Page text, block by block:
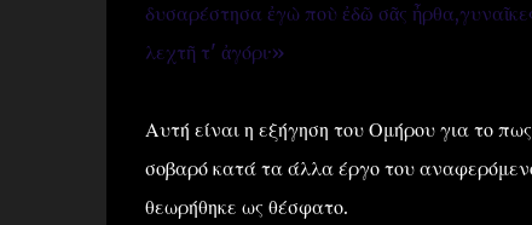
δυσαρέστησα ἐγὼ ποὺ ἐδῶ σᾶς
λεχτῆ τ' ἀγόρι·»
Αυτή είναι η εξήγηση του Ομήρου για το
σοβαρό κατά τα άλλα έργο του
θεωρήθηκε ως θέσφατο.